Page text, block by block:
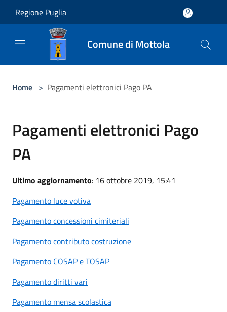
Regione Puglia
Comune di Mottola
Home > Pagamenti elettronici Pago PA
Pagamenti elettronici Pago
PA
Ultimo aggiornamento: 16 ottobre 2019, 15:41
Pagamento luce votiva
Pagamento concessioni cimiteriali
Pagamento contributo costruzione
Pagamento COSAP e TOSAP
Pagamento diritti vari
Pagamento mensa scolastica